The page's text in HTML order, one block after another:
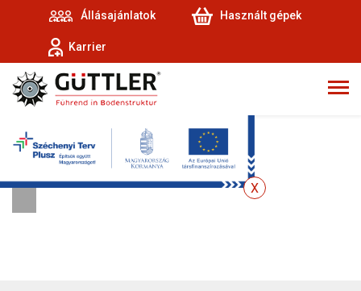
Állásajánlatok Használt gépek
Karrier